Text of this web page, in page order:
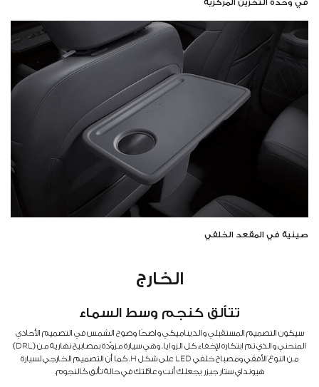
في وحدة التخزين المركزية
صينية في المقعد الخلفي
الخارج
تتألق كنجم وسط السماء
سيكون التصميم المستقبلي والديناميكي واضحًا وضوح الشمس في التصميم الأحادي
المنحني والذي تم ابتكاره لإخفاء كل الزوايا. وهي سيارة مزوّدة بمصابيح نهارية من (DRL)
من النوع الأفقي ومصباح خلفي LED على شكل H. كما أن التصميم الخارجي لسيارة
هيونداي ستار جيزر يجعلك أنت وعائلتك في حالة تألق كالنجوم.